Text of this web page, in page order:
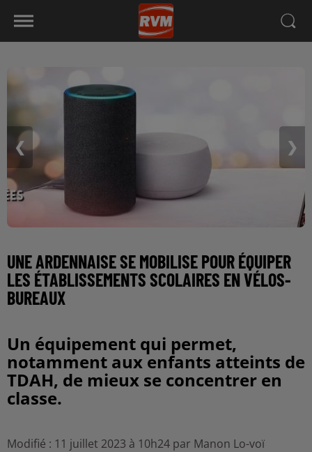
❮ ❯
UNE ARDENNAISE SE MOBILISE POUR ÉQUIPER
LES ÉTABLISSEMENTS SCOLAIRES EN VÉLOS-
BUREAUX
Un équipement qui permet,
notamment aux enfants atteints de
TDAH, de mieux se concentrer en
classe.
Modifié : 11 juillet 2023 à 10h24 par Manon Lo-voï